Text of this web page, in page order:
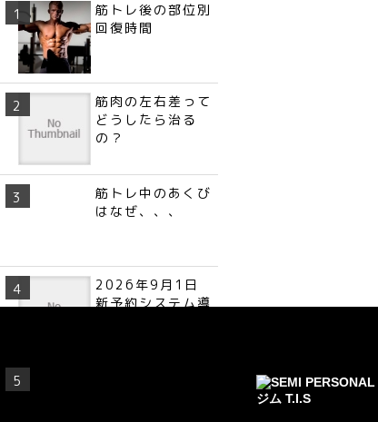
筋トレ後の部位別
回復時間
筋肉の左右差って
どうしたら治る
の？
筋トレ中のあくび
はなぜ、、、
2026年9月1日
新予約システム導